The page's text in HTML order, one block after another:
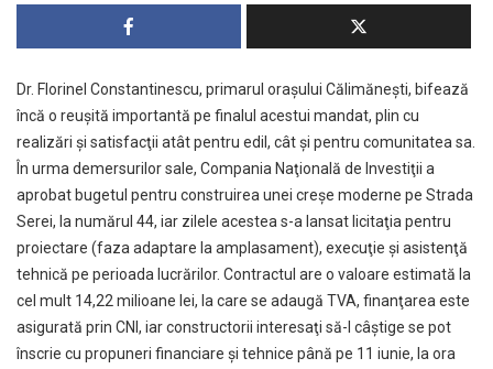
Dr. Florinel Constantinescu, primarul oraşului Călimăneşti, bifează
încă o reuşită importantă pe finalul acestui mandat, plin cu
realizări şi satisfacţii atât pentru edil, cât şi pentru comunitatea sa.
În urma demersurilor sale, Compania Naţională de Investiţii a
aprobat bugetul pentru construirea unei creşe moderne pe Strada
Serei, la numărul 44, iar zilele acestea s-a lansat licitaţia pentru
proiectare (faza adaptare la amplasament), execuţie şi asistenţă
tehnică pe perioada lucrărilor. Contractul are o valoare estimată la
cel mult 14,22 milioane lei, la care se adaugă TVA, finanţarea este
asigurată prin CNI, iar constructorii interesaţi să-l câştige se pot
înscrie cu propuneri financiare şi tehnice până pe 11 iunie, la ora